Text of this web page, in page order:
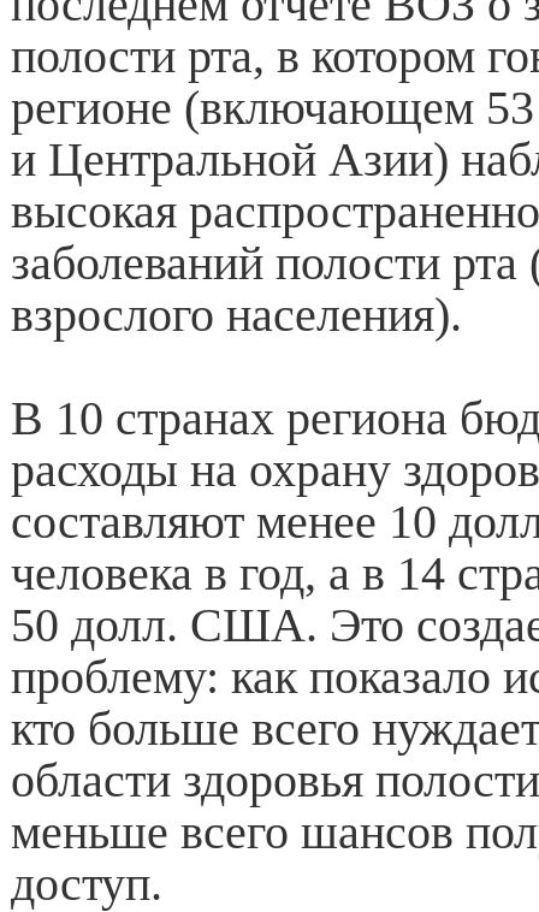
полости рта, в котором
регионе (включающем
и Центральной Азии)
высокая
заболеваний полости рта
взрослого населения).
В 10 странах региона
расходы на охрану
составляют менее 10
человека в год, а в 14
50 долл. США. Это
проблему: как показало
кто больше всего
области здоровья
меньше всего шансов
доступ.